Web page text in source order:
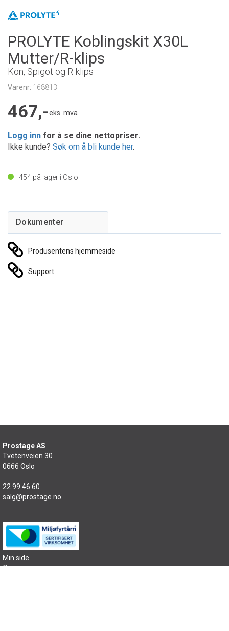
PROLYTE Koblingskit X30L
Mutter/R-klips
Kon, Spigot og R-klips
Varenr: 168813
467,-eks. mva
Logg inn for å se dine nettopriser.
Ikke kunde? Søk om å bli kunde her.
454 på lager i Oslo
Produsentens hjemmeside
Support
Prostage AS
Tvetenveien 30
0666 Oslo
22 99 46 60
salg@prostage.no
Min side
Om oss